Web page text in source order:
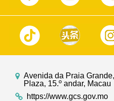
Avenida da Praia
Plaza, 15.º andar, Macau
https://www.gcs.gov.mo